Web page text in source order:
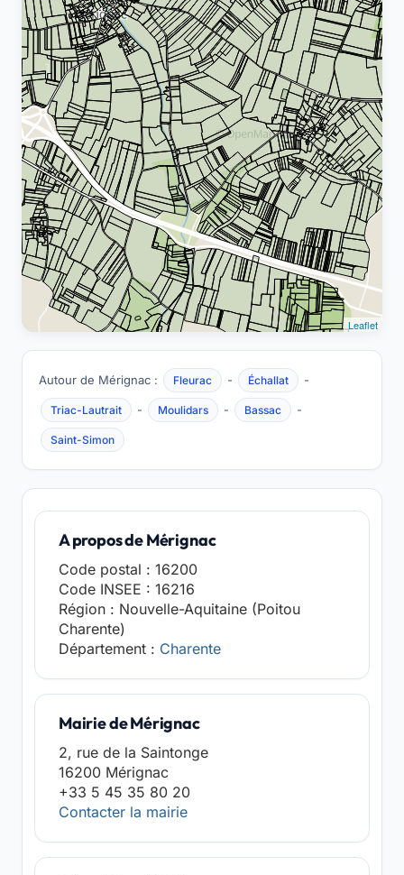
Leaflet
Autour de Mérignac : Fleurac - Échallat -
Triac-Lautrait - Moulidars - Bassac -
Saint-Simon
A propos de Mérignac
Code postal : 16200
Code INSEE : 16216
Région : Nouvelle-Aquitaine (Poitou
Charente)
Département : Charente
Mairie de Mérignac
2, rue de la Saintonge
16200 Mérignac
+33 5 45 35 80 20
Contacter la mairie